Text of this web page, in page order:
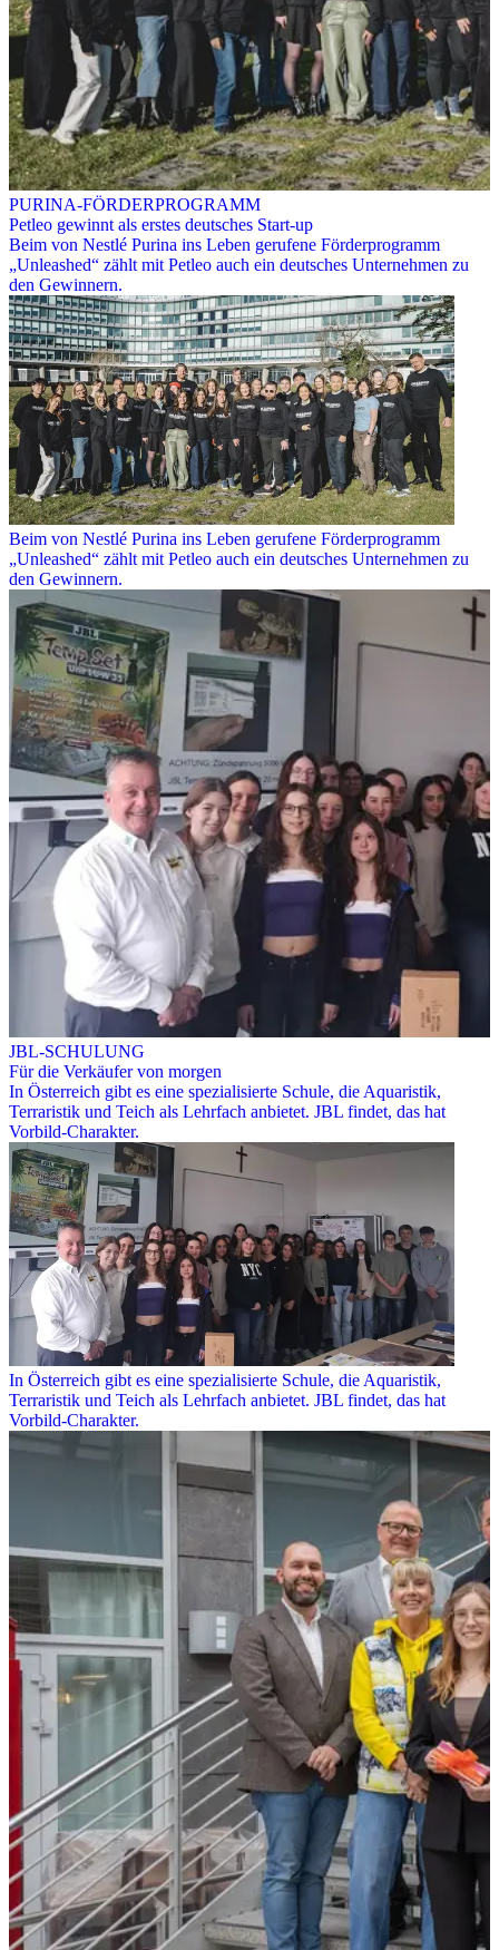
PURINA-FÖRDERPROGRAMM
Petleo gewinnt als erstes deutsches Start-up
Beim von Nestlé Purina ins Leben gerufene Förderprogramm
„Unleashed“ zählt mit Petleo auch ein deutsches Unternehmen zu
den Gewinnern.
Beim von Nestlé Purina ins Leben gerufene Förderprogramm
„Unleashed“ zählt mit Petleo auch ein deutsches Unternehmen zu
den Gewinnern.
JBL-SCHULUNG
Für die Verkäufer von morgen
In Österreich gibt es eine spezialisierte Schule, die Aquaristik,
Terraristik und Teich als Lehrfach anbietet. JBL findet, das hat
Vorbild-Charakter.
In Österreich gibt es eine spezialisierte Schule, die Aquaristik,
Terraristik und Teich als Lehrfach anbietet. JBL findet, das hat
Vorbild-Charakter.